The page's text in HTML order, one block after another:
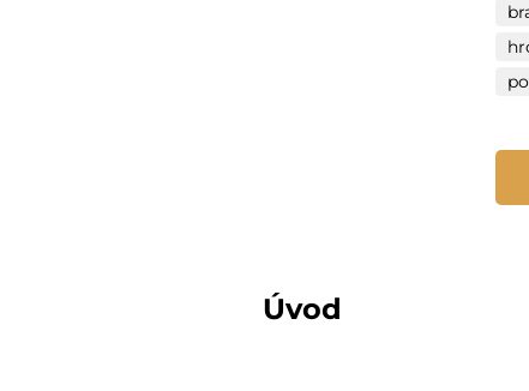
Úvod